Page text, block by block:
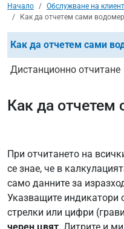
Начало Обслужване на
Как да отчетем сами
Как да отчетем сами
Дистанционно отчитане
Как да отчетем
При отчитането на
се знае, че в
само данните за
Указващите индикатори
стрелки или цифри